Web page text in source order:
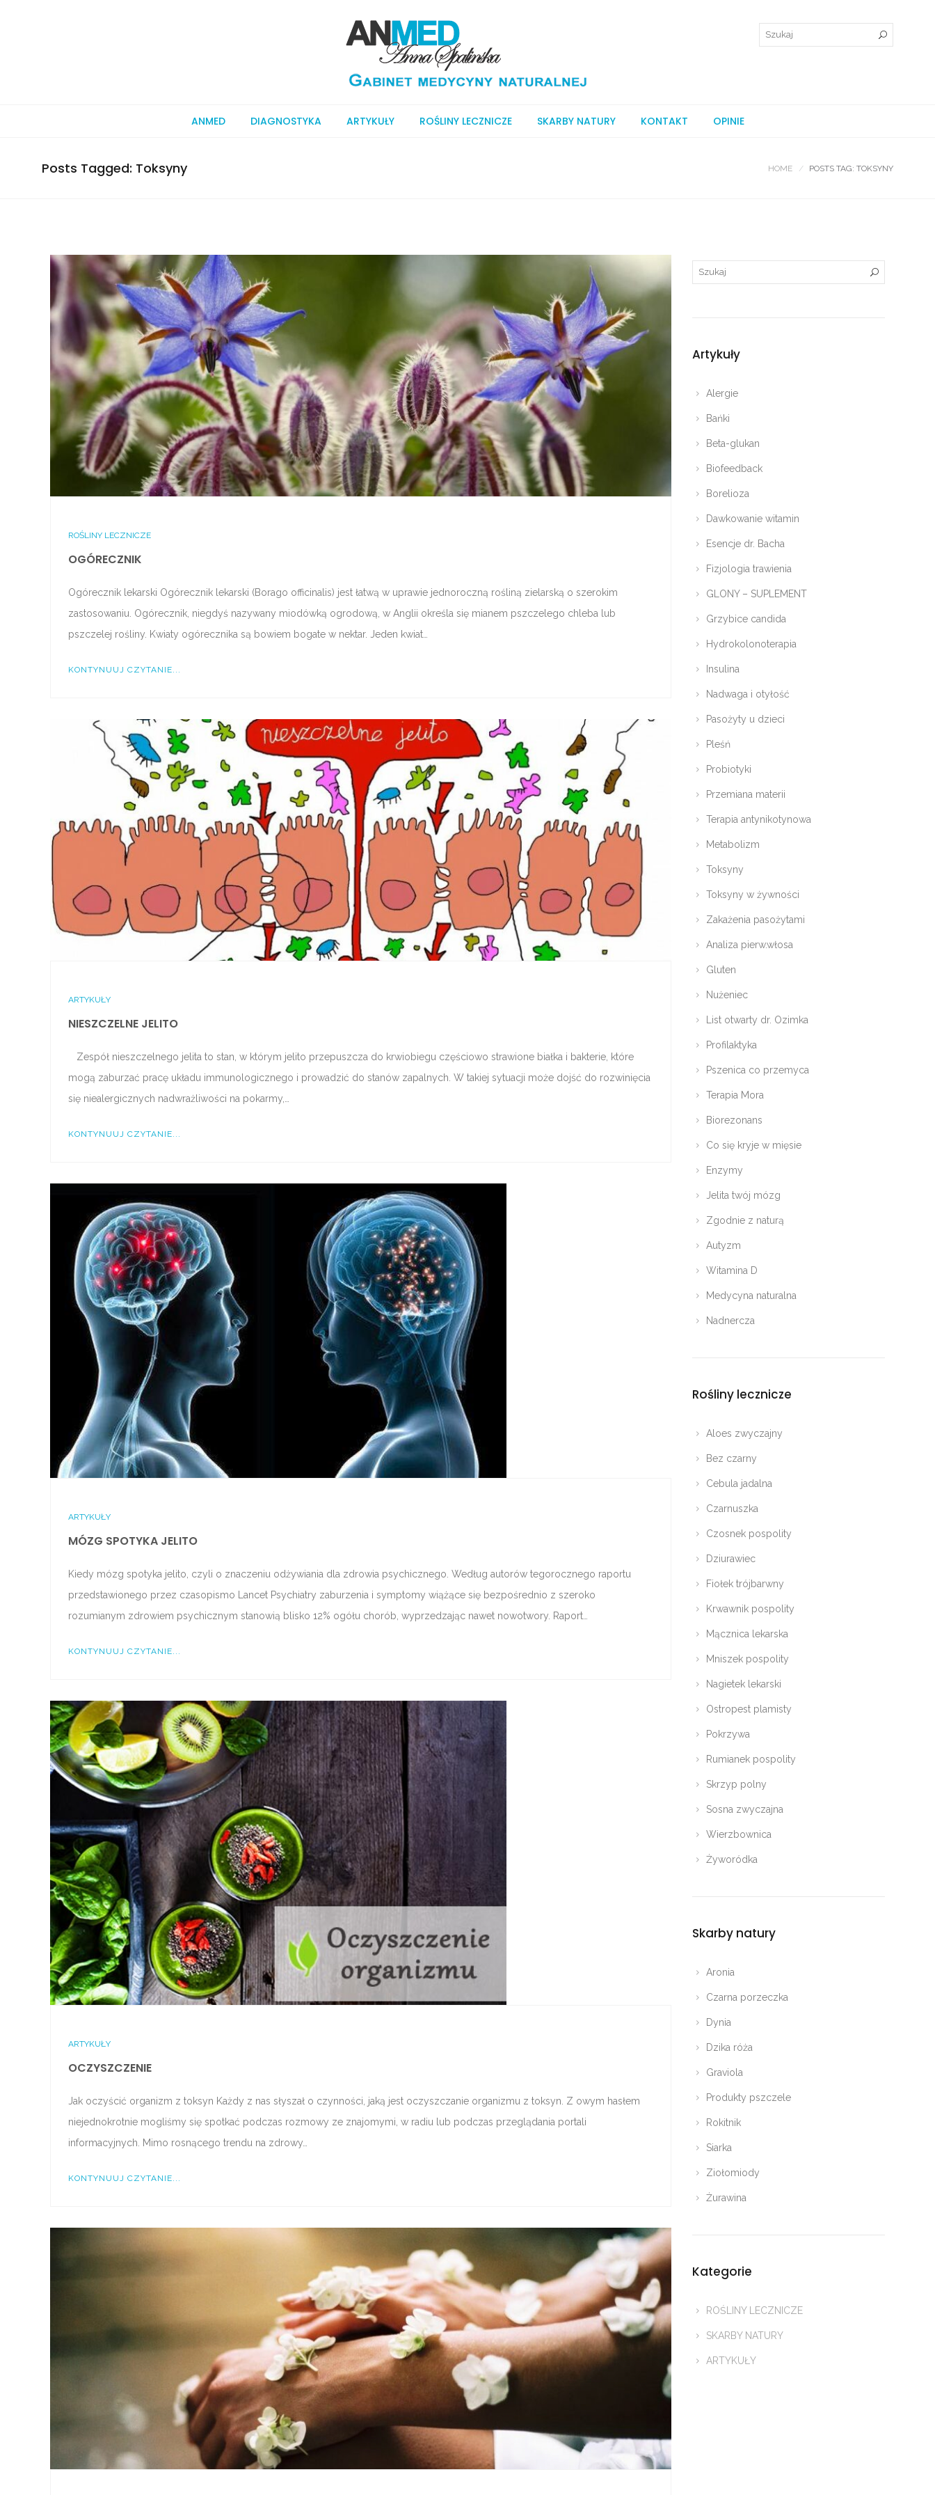
ANMED DIAGNOSTYKA ARTYKUŁY ROŚLINY LECZNICZE SKARBY NATURY KONTAKT OPINIE
Posts Tagged: Toksyny HOME POSTS TAG: TOKSYNY
ROŚLINY LECZNICZE
OGÓRECZNIK
Ogórecznik lekarski Ogórecznik lekarski (Borago officinalis) jest łatwą w uprawie jednoroczną rośliną zielarską o szerokim
zastosowaniu. Ogórecznik, niegdyś nazywany miodówką ogrodową, w Anglii określa się mianem pszczelego chleba lub
pszczelej rośliny. Kwiaty ogórecznika są bowiem bogate w nektar. Jeden kwiat…
KONTYNUUJ CZYTANIE...
ARTYKUŁY
NIESZCZELNE JELITO
Zespół nieszczelnego jelita to stan, w którym jelito przepuszcza do krwiobiegu częściowo strawione białka i bakterie, które
mogą zaburzać pracę układu immunologicznego i prowadzić do stanów zapalnych. W takiej sytuacji może dojść do rozwinięcia
się niealergicznych nadwrażliwości na pokarmy,…
KONTYNUUJ CZYTANIE...
ARTYKUŁY
MÓZG SPOTYKA JELITO
Kiedy mózg spotyka jelito, czyli o znaczeniu odżywiania dla zdrowia psychicznego. Według autorów tegorocznego raportu
przedstawionego przez czasopismo Lancet Psychiatry zaburzenia i symptomy wiążące się bezpośrednio z szeroko
rozumianym zdrowiem psychicznym stanowią blisko 12% ogółu chorób, wyprzedzając nawet nowotwory. Raport…
KONTYNUUJ CZYTANIE...
ARTYKUŁY
OCZYSZCZENIE
Jak oczyścić organizm z toksyn Każdy z nas słyszał o czynności, jaką jest oczyszczanie organizmu z toksyn. Z owym hasłem
niejednokrotnie mogliśmy się spotkać podczas rozmowy ze znajomymi, w radiu lub podczas przeglądania portali
informacyjnych. Mimo rosnącego trendu na zdrowy…
KONTYNUUJ CZYTANIE...
Artykuły
Alergie
Bańki
Beta-glukan
Biofeedback
Borelioza
Dawkowanie witamin
Esencje dr. Bacha
Fizjologia trawienia
GLONY – SUPLEMENT
Grzybice candida
Hydrokolonoterapia
Insulina
Nadwaga i otyłość
Pasożyty u dzieci
Pleśń
Probiotyki
Przemiana materii
Terapia antynikotynowa
Metabolizm
Toksyny
Toksyny w żywności
Zakażenia pasożytami
Analiza pierw.włosa
Gluten
Nużeniec
List otwarty dr. Ozimka
Profilaktyka
Pszenica co przemyca
Terapia Mora
Biorezonans
Co się kryje w mięsie
Enzymy
Jelita twój mózg
Zgodnie z naturą
Autyzm
Witamina D
Medycyna naturalna
Nadnercza
Rośliny lecznicze
Aloes zwyczajny
Bez czarny
Cebula jadalna
Czarnuszka
Czosnek pospolity
Dziurawiec
Fiołek trójbarwny
Krwawnik pospolity
Mącznica lekarska
Mniszek pospolity
Nagietek lekarski
Ostropest plamisty
Pokrzywa
Rumianek pospolity
Skrzyp polny
Sosna zwyczajna
Wierzbownica
Żyworódka
Skarby natury
Aronia
Czarna porzeczka
Dynia
Dzika róża
Graviola
Produkty pszczele
Rokitnik
Siarka
Ziołomiody
Żurawina
Kategorie
ROŚLINY LECZNICZE
SKARBY NATURY
ARTYKUŁY